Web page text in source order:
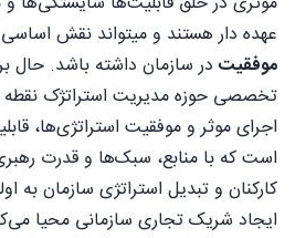
عهده دار هستند و میتواند نقش
موفقیت در سازمان داشته باشد. حال
تخصصی حوزه مدیریت استراتژک نقطه
اجرای موثر و موفقیت استراتژی‌ها،
است که با منابع، سبک‌ها و قدرت
کارکنان و تبدیل استراتژی سازمان به
ایجاد شریک تجاری سازمانی محیا